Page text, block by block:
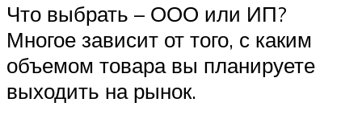
Что выбрать – ООО или ИП?
Многое зависит от того, с каким
объемом товара вы планируете
выходить на рынок.